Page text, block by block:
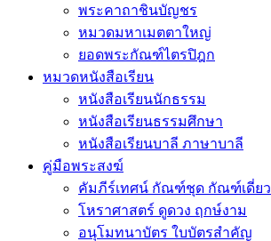
พระคาถาชินบัญชร
หมวดมหาเมตตาใหญ่
ยอดพระกัณฑ์ไตรปิฎก
หมวดหนังสือเรียน
หนังสือเรียนนักธรรม
หนังสือเรียนธรรมศึกษา
หนังสือเรียนบาลี ภาษาบาลี
คู่มือพระสงฆ์
คัมภีร์เทศน์ กัณฑ์ชุด กัณฑ์เดี่ยว
โหราศาสตร์ ดูดวง ฤกษ์งาม
อนุโมทนาบัตร ใบบัตรสำคัญ